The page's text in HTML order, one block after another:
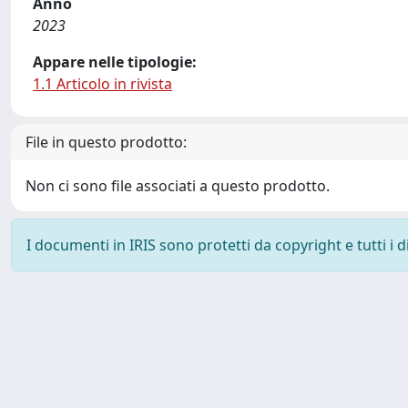
2023
Appare nelle tipologie:
1.1 Articolo in rivista
File in questo prodotto:
Non ci sono file associati a questo prodotto.
I documenti in IRIS sono protetti da copyright e tutti i